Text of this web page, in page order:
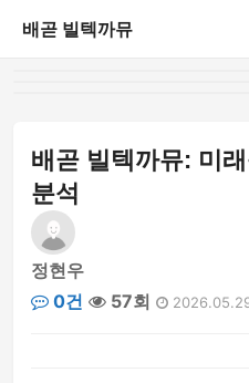
배곧 빌텍까뮤
배곧 빌텍까뮤: 미
분석
정현우
0건
57회